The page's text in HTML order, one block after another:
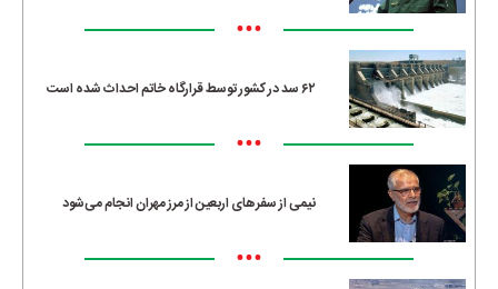
•••
۶۲ سد در کشور توسط قرارگاه خاتم احداث شده است
•••
نیمی از سفرهای اربعین از مرز مهران انجام می‌شود
•••